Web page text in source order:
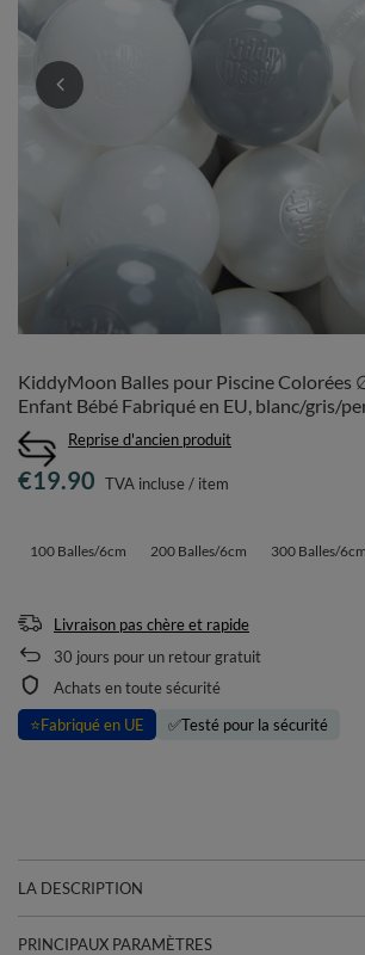
KiddyMoon Balles pour Piscine Colorées
Enfant Bébé Fabriqué en EU, blanc/gris/
Reprise d'ancien produit
100 Balles/6cm 200 Balles/6cm 300 Balles/6cm
€19.90 TVA incluse/ item
Livraison pas chère et rapide
30 jours pour un retour gratuit
Achats en toute sécurité
⭐Fabriqué en UE ✅Testé pour la sécurité
LA DESCRIPTION
PRINCIPAUX PARAMÈTRES